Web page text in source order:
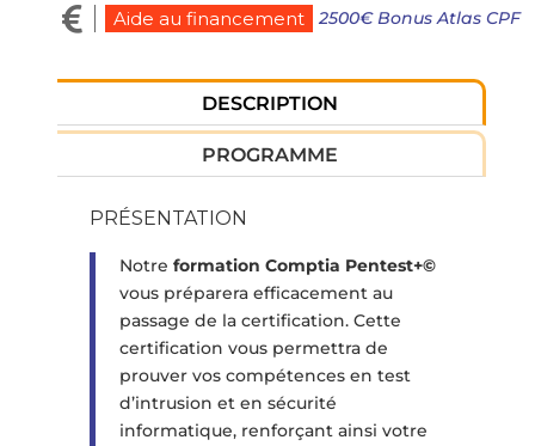
 Aide au financement 2500€ Bonus Atlas CPF
DESCRIPTION
PROGRAMME
PRÉSENTATION
Notre formation Comptia Pentest+©
vous préparera efficacement au
passage de la certification. Cette
certification vous permettra de
prouver vos compétences en test
d’intrusion et en sécurité
informatique, renforçant ainsi votre